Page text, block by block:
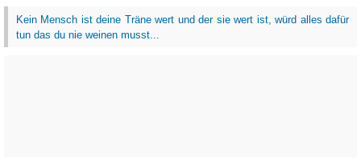
Kein Mensch ist deine Träne wert und der sie wert ist, würd alles dafür
tun das du nie weinen musst...